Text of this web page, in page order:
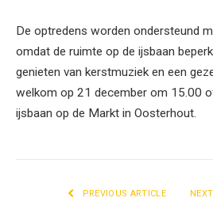
De optredens worden ondersteund
omdat de ruimte op de ijsbaan
genieten van kerstmuziek en een
welkom op 21 december om 15.00
ijsbaan op de Markt in Oosterhout.
PREVIOUS ARTICLE